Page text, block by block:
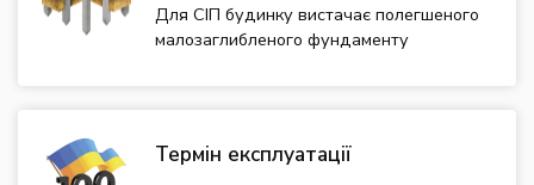
Для СІП будинку вистачає полегшеного
малозаглибленого фундаменту
Термін експлуатації